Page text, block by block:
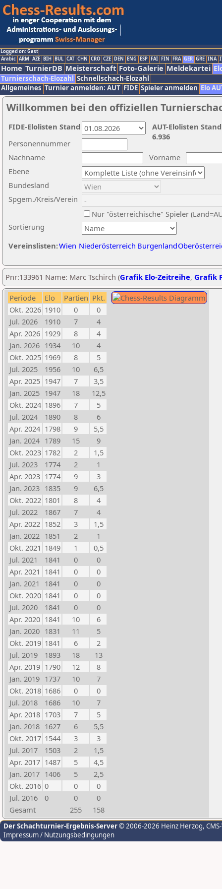
Logged on: Gast
Arabic ARM AZE BIH BUL CAT CHN CRO CZE DEN ENG ESP FAI FIN FRA GER GRE INA
Home TurnierDB Meisterschaft Foto-Galerie Meldekartei
Turnierschach-Elozahl Schnellschach-Elozahl
Allgemeines Turnier anmelden: AUT FIDE Spieler anmelden Elo
Willkommen bei den offiziellen
Nachname
Vorname
Ebene
Sortierung
Personennummer
Bundesland
Spgem./Kreis/Verein
Nur "österreichische" Spieler
Vereinslisten:Wien Niederösterreich Burgenland
AUT-Elolisten
6.936
FIDE-Elolisten Stand
Pnr:133961 Name: Marc Tschirch (Grafik Elo-Zeitreihe, Grafik
Periode Elo Partien Pkt.
Okt. 2026 1910 0
0
Jul. 2026
1910 7
4
Apr. 2026 1929 8
4
Jan. 2026 1934 10
4
Okt. 2025 1969 8
5
Jul. 2025
1956 10
6,5
Apr. 2025 1947 7
3,5
Jan. 2025 1947 18
12,5
Okt. 2024 1896 7
5
Jul. 2024
1890 8
6
Apr. 2024 1798 9
5,5
Jan. 2024 1789 15
9
Okt. 2023 1782 2
1,5
Jul. 2023
1774 2
1
Apr. 2023 1774 9
3
Jan. 2023 1835 9
6,5
Okt. 2022 1801 8
4
Jul. 2022
1867 7
4
Apr. 2022 1852 3
1,5
Jan. 2022 1851 2
1
Okt. 2021 1849 1
0,5
Jul. 2021
1841 0
0
Apr. 2021 1841 0
0
Jan. 2021
1841 0
0
Okt. 2020 1841 0
0
Jul. 2020
1841 0
0
Apr. 2020 1841 10
6
Jan. 2020 1831 11
5
Okt. 2019 1841 6
2
Jul. 2019
1893 18
13
Apr. 2019 1790 12
8
Jan. 2019 1737 10
7
Okt. 2018 1686 0
0
Jul. 2018
1686 10
7
Apr. 2018 1703 7
5
Jan. 2018 1627 6
5,5
Okt. 2017 1544 3
3
Jul. 2017
1503 2
1,5
Apr. 2017 1487 5
4,5
Jan. 2017 1406 5
2,5
Okt. 2016 0 0
0
Jul. 2016
0 0
0
Gesamt
255 158
Der Schachturnier-Ergebnis-Server© 2006-2026 Heinz Herzog,
Impressum / Nutzungsbedingungen